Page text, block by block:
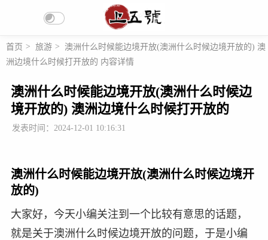
首页 > 旅游 >
澳洲什么时候能边境开放(澳洲什么时候边境开放的) 澳
洲边境什么时候打开放的 内容详情
澳洲什么时候能边境开放(澳洲什么时候边
境开放的) 澳洲边境什么时候打开放的
发表时间：2024-12-01 10:16:31
澳洲什么时候能边境开放(澳洲什么时候边境开
放的)
大家好，今天小编关注到一个比较有意思的话题，
就是关于澳洲什么时候边境开放的问题，于是小编